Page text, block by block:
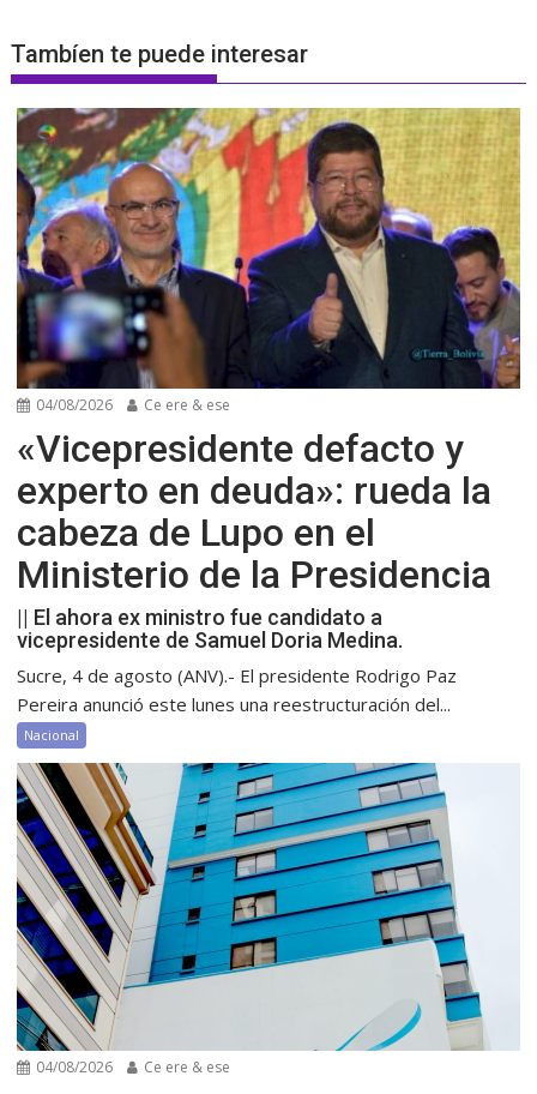
Tambíen te puede interesar
04/08/2026 Ce ere & ese
«Vicepresidente defacto y
experto en deuda»: rueda la
cabeza de Lupo en el
Ministerio de la Presidencia
|| El ahora ex ministro fue candidato a
vicepresidente de Samuel Doria Medina.
Sucre, 4 de agosto (ANV).- El presidente Rodrigo Paz
Pereira anunció este lunes una reestructuración del...
Nacional
04/08/2026 Ce ere & ese